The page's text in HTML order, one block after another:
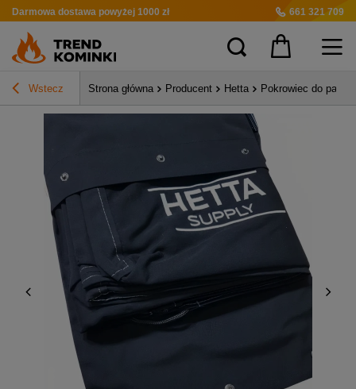
Darmowa dostawa powyżej 1000 zł 661 321 709
Wstecz Strona główna Producent Hetta Pokrowiec do